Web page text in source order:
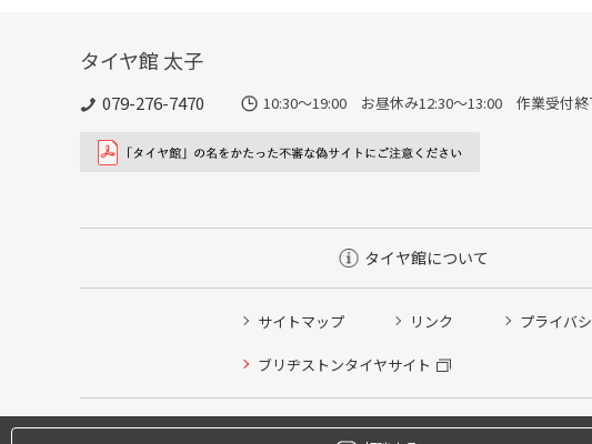
タイヤ館 太子
079-276-7470 10:30～19:00 お昼休み12:30～13:00 作業受付終
タイヤ館について
サイトマップ リンク プライバ
ブリヂストンタイヤサイト
タイヤ点検・安全点検/タイヤ履き替え/オイル交換/その他ピット作業の
クローク契約会員専用タイヤ履き替え※タイヤ履き替えを希望のクロー
本日のタイヤ履き替え順番待ち予約 ※クローク契約会員の方はご利用い